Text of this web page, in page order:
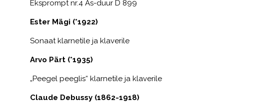
Eksprompt nr.4 As-duur D 899
Ester Mägi (*1922)
Sonaat klarnetile ja klaverile
Arvo Pärt (*1935)
„Peegel peeglis“ klarnetile ja klaverile
Claude Debussy (1862-1918)